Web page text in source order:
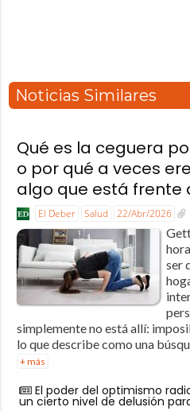
Noticias Similares
Qué es la ceguera
o por qué a veces
algo que está frente
El Deber Salud 22/Abr/2026
ser
simplemente no está allí:
lo que describe como una
+ más
El poder del optimismo
un cierto nivel de delusión